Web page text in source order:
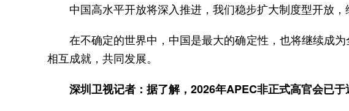
中国高水平开放将深入推进，我们稳步扩大制度型开放
在不确定的世界中，中国是最大的确定性，也将继续成
相互成就，共同发展。
深圳卫视记者：据了解，2026年APEC非正式高官会已